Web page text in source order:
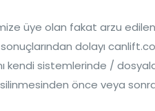
üye olan fakat arzu edilen
sonuçlarından dolayı
kendi sistemlerinde /
önce veya